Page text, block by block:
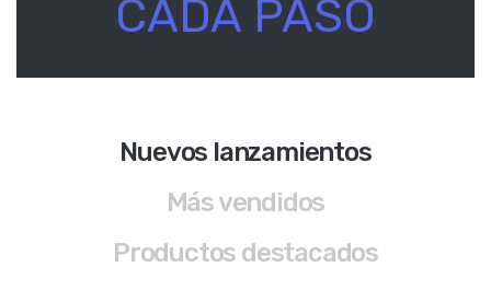
CADA PASO
Nuevos lanzamientos
Más vendidos
Productos destacados